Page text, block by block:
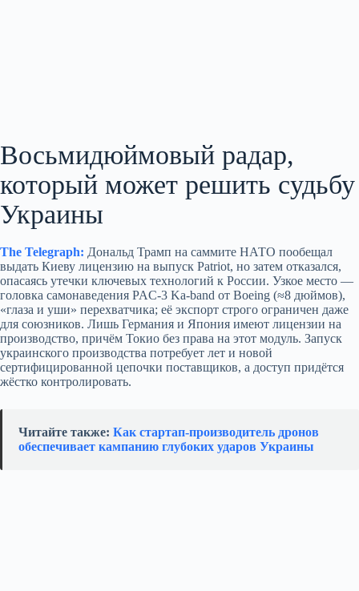
Восьмидюймовый радар,
который может решить судьбу
Украины
The Telegraph: Дональд Трамп на саммите НАТО пообещал
выдать Киеву лицензию на выпуск Patriot, но затем отказался,
опасаясь утечки ключевых технологий к России. Узкое место —
головка самонаведения PAC‑3 Ka‑band от Boeing (≈8 дюймов),
«глаза и уши» перехватчика; её экспорт строго ограничен даже
для союзников. Лишь Германия и Япония имеют лицензии на
производство, причём Токио без права на этот модуль. Запуск
украинского производства потребует лет и новой
сертифицированной цепочки поставщиков, а доступ придётся
жёстко контролировать.
Читайте также: Как стартап‑производитель дронов
обеспечивает кампанию глубоких ударов Украины